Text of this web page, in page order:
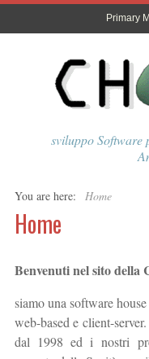
Primary
sviluppo Software
You are here: Home
Home
Benvenuti nel sito della
siamo una software
web-based e client-
dal 1998 ed i nostri